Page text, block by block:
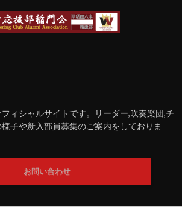
ィシャルサイトです。リーダー,吹奏楽団,チ
子や新入部員募集のご案内をしておりま
お問い合わせ